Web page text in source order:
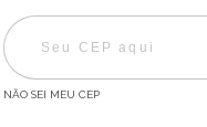
NÃO SEI MEU CEP